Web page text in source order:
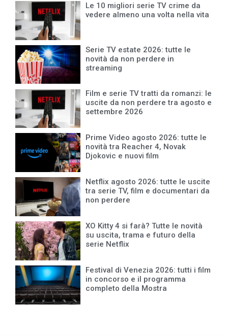
Le 10 migliori serie TV crime da
vedere almeno una volta nella vita
Serie TV estate 2026: tutte le
novità da non perdere in
streaming
Film e serie TV tratti da romanzi: le
uscite da non perdere tra agosto e
settembre 2026
Prime Video agosto 2026: tutte le
novità tra Reacher 4, Novak
Djokovic e nuovi film
Netflix agosto 2026: tutte le uscite
tra serie TV, film e documentari da
non perdere
XO Kitty 4 si farà? Tutte le novità
su uscita, trama e futuro della
serie Netflix
Festival di Venezia 2026: tutti i film
in concorso e il programma
completo della Mostra